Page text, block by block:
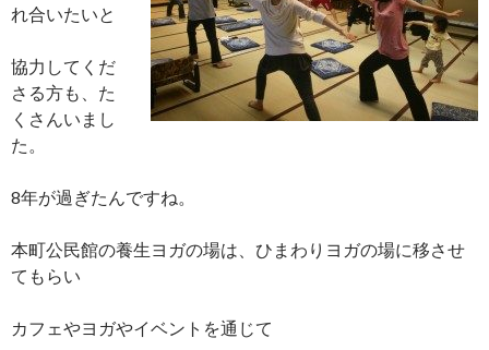
れ合いたいと
協力してくだ
さる方も、た
くさんいまし
た。
8年が過ぎたんですね。
本町公民館の養生ヨガの場は、ひまわりヨガの場に移させ
てもらい
カフェやヨガやイベントを通じて